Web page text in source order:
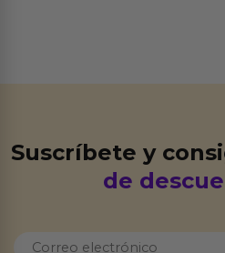
Suscríbete y
de